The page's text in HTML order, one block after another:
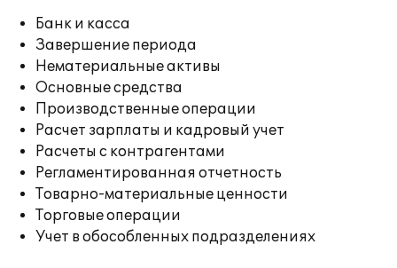
Банк и касса
Завершение периода
Нематериальные активы
Основные средства
Производственные операции
Расчет зарплаты и кадровый учет
Расчеты с контрагентами
Регламентированная отчетность
Товарно-материальные ценности
Торговые операции
Учет в обособленных подразделениях